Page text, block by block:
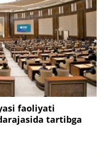
faoliyati
tartibga